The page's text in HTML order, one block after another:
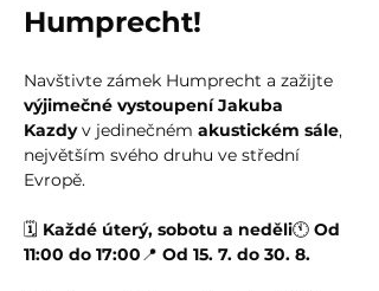
Humprecht!
Navštivte zámek Humprecht a zažijte
výjimečné vystoupení Jakuba
Kazdy v jedinečném akustickém sále,
největším svého druhu ve střední
Evropě.
🗓️ Každé úterý, sobotu a neděli🕚 Od
11:00 do 17:00📍 Od 15. 7. do 30. 8.